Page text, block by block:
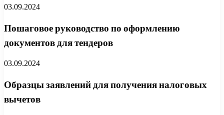
03.09.2024
Пошаговое руководство по оформлению
документов для тендеров
03.09.2024
Образцы заявлений для получения налоговых
вычетов